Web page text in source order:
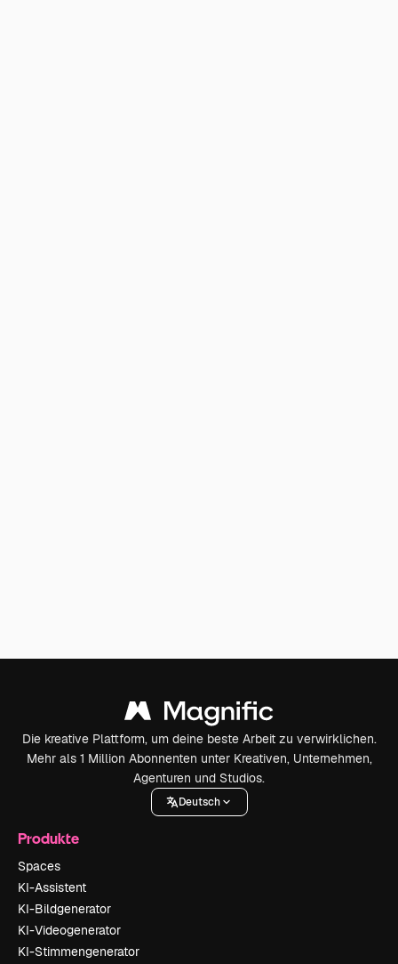
Die kreative Plattform, um deine beste Arbeit zu verwirklichen.
Mehr als 1 Million Abonnenten unter Kreativen, Unternehmen,
Agenturen und Studios.
Deutsch
Produkte
Spaces
KI-Assistent
KI-Bildgenerator
KI-Videogenerator
KI-Stimmengenerator